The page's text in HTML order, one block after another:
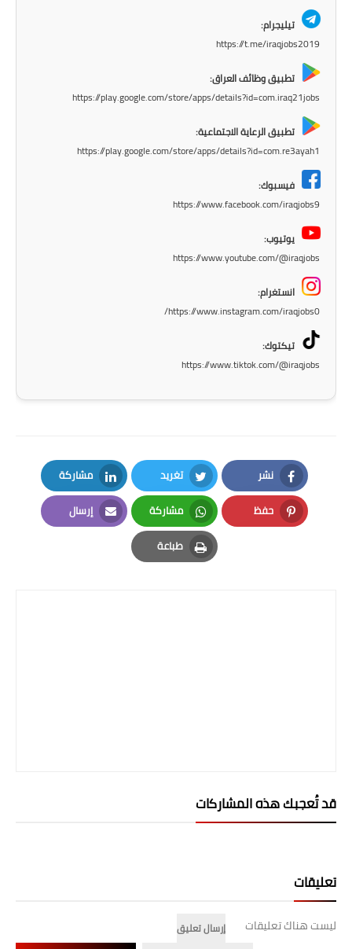
المرحلة الاعدادية
تيليجرام:
https://t.me/iraqjobs2019
تطبيق وظائف العراق:
https://play.google.com/store/apps/details?id=com.iraq21jobs
تطبيق الرعاية الاجتماعية:
https://play.google.com/store/apps/details?id=com.re3ayah1
فيسبوك:
https://www.facebook.com/iraqjobs9
يوتيوب:
https://www.youtube.com/@iraqjobs
انستغرام:
https://www.instagram.com/iraqjobs0/
تيكتوك:
https://www.tiktok.com/@iraqjobs
نشر
Facebook
تغريد
Twitter
مشاركة
LinkedIn
حفظ
Pinterest
مشاركة
Whatsapp
إرسال
Email
طباعة
Print
قد تُعجبك هذه المشاركات
تعليقات
ليست هناك تعليقات
إرسال تعليق